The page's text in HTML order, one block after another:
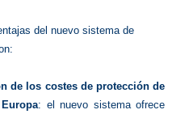
del nuevo sistema de
de los costes de protección de
: el nuevo sistema ofrece